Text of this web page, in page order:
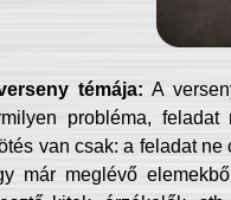
témája: A
probléma, feladat
van csak: a feladat
már meglévő